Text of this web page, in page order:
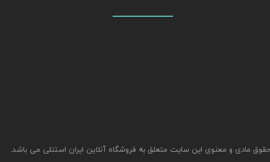
مادی و معنوی این سایت متعلق به فروشگاه آنلاین ایران استنلی می باشد.